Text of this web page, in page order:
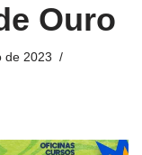
Ouro
de 2023